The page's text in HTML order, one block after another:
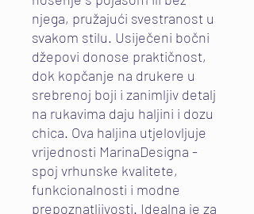
njega, pružajući svestranost u
svakom stilu. Usiječeni bočni
džepovi donose praktičnost,
dok kopčanje na drukere u
srebrenoj boji i zanimljiv detalj
na rukavima daju haljini i dozu
chica. Ova haljina utjelovljuje
vrijednosti MarinaDesigna -
spoj vrhunske kvalitete,
funkcionalnosti i modne
prepoznatljivosti. Idealna je za